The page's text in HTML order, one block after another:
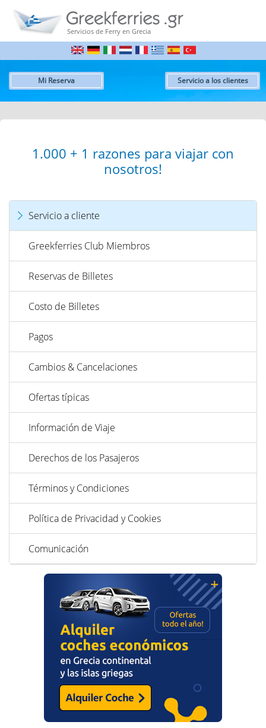
Servicios de Ferry en Grecia
Servicio a los clientes
Mi Reserva
1.000 + 1 razones para viajar con
nosotros!
Servicio a cliente
Greekferries Club Miembros
Reservas de Billetes
Costo de Billetes
Pagos
Cambios & Cancelaciones
Ofertas típicas
Información de Viaje
Derechos de los Pasajeros
Términos y Condiciones
Política de Privacidad y Cookies
Comunicación